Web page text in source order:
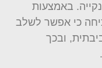
באמצעות
כי אפשר לשלב
ובכך